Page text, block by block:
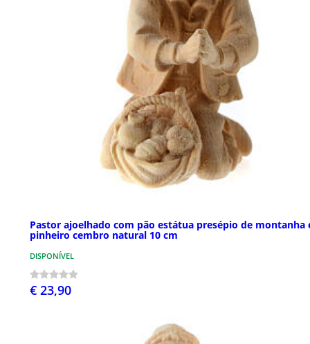
Pastor ajoelhado com pão estátua presépio de montanha
pinheiro cembro natural 10 cm
DISPONÍVEL
€ 23,90